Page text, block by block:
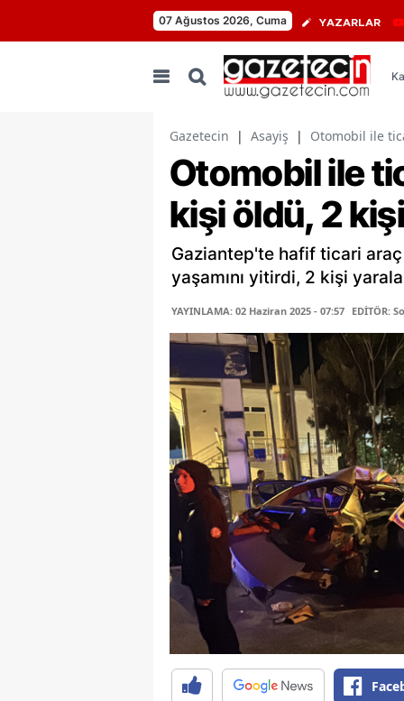
07 Ağustos 2026, Cuma YAZARLAR
Gazetecin | Asayiş | Otomobil ile
Otomobil ile
kişi öldü, 2
Gaziantep'te hafif ticari
yaşamını yitirdi, 2 kişi
YAYINLAMA: 02 Haziran 2025 - 07:57 EDİTÖR: